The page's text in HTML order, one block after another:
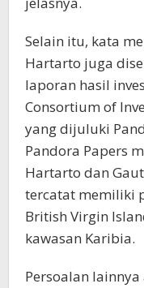
Selain itu, kata
Hartarto juga
laporan hasil
Consortium of
yang dijuluki
Pandora Papers
Hartarto dan
tercatat memiliki
British Virgin
kawasan Karibia.
Persoalan